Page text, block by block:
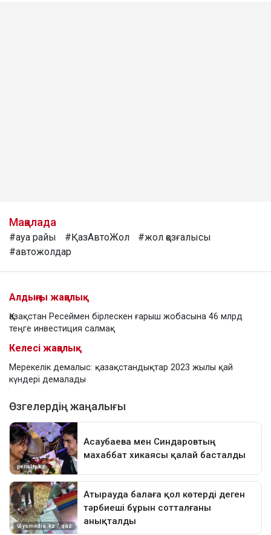
Мақалада
#ауа райы #ҚазАвтоЖол
#жол қозғалысы
#автожолдар
Алдыңғы жаңалық
Қазақстан Ресеймен бірлескен ғарыш жобасына 46 млрд
теңге инвестиция салмақ
Келесі жаңалық
Мерекелік демалыс: қазақстандықтар 2023 жылы қай
күндері демалады